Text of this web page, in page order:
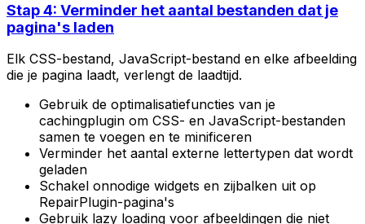
Stap 4: Verminder het aantal bestanden dat je
pagina's laden
Elk CSS-bestand, JavaScript-bestand en elke afbeelding
die je pagina laadt, verlengt de laadtijd.
Gebruik de optimalisatiefuncties van je
cachingplugin om CSS- en JavaScript-bestanden
samen te voegen en te minificeren
Verminder het aantal externe lettertypen dat wordt
geladen
Schakel onnodige widgets en zijbalken uit op
RepairPlugin-pagina's
Gebruik lazy loading voor afbeeldingen die niet